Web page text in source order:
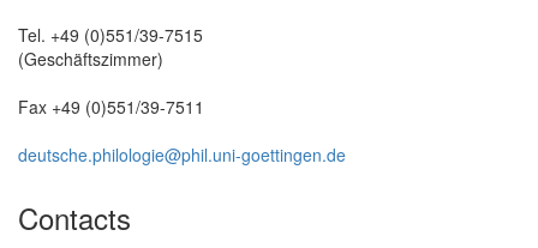
Tel. +49 (0)551/39-7515
(Geschäftszimmer)
Fax +49 (0)551/39-7511
deutsche.philologie@phil.uni-goettingen.de
Contacts